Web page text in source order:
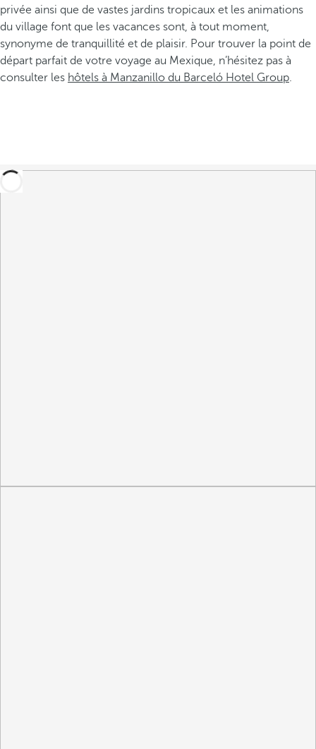
privée ainsi que de vastes jardins tropicaux et les animations
du village font que les vacances sont, à tout moment,
synonyme de tranquillité et de plaisir. Pour trouver la point de
départ parfait de votre voyage au Mexique, n’hésitez pas à
consulter les hôtels à Manzanillo du Barceló Hotel Group.